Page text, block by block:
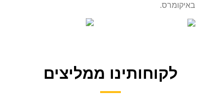
באיקומרס.
לקוחותינו ממליצים